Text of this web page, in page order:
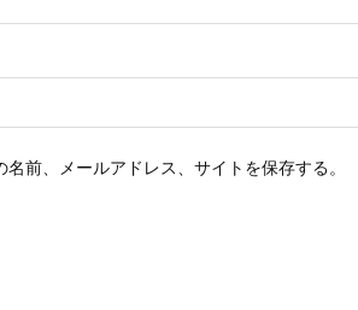
前、メールアドレス、サイトを保存する。